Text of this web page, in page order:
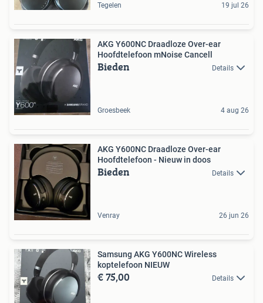
Tegelen 19 jul 26
AKG Y600NC Draadloze Over-ear
Hoofdtelefoon mNoise Cancell
Bieden Details
Groesbeek 4 aug 26
AKG Y600NC Draadloze Over-ear
Hoofdtelefoon - Nieuw in doos
Bieden Details
Venray 26 jun 26
Samsung AKG Y600NC Wireless
koptelefoon NIEUW
€ 75,00 Details